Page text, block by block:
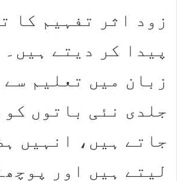
زود اثر تفہیم کا
پیدا کر دیتے ہیں۔
زبان میں تعلیم
جلدی نئی باتوں کو
جاتے ہیں، انہیں
لیتے ہیں اور